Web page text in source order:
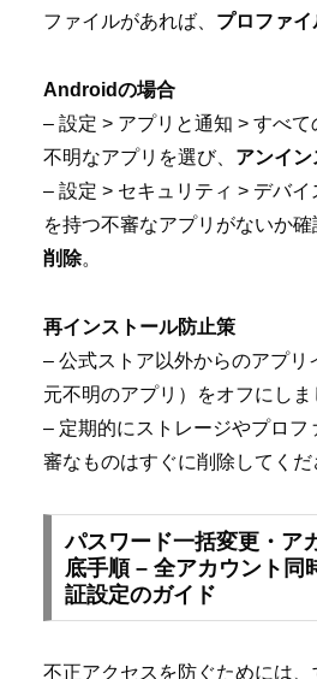
ファイルがあれば、 プロファ
Androidの場合
– 設定 > アプリと通知 > すべ
不明なアプリを選び、 アンイ
– 設定 > セキュリティ > デバ
を持つ不審なアプリがないか確
削除。
再インストール防止策
– 公式ストア以外からのアプリ
元不明のアプリ）をオフにしま
– 定期的にストレージやプロフ
審なものはすぐに削除してくだ
パスワード一括変更・ア
底手順 – 全アカウント同
証設定のガイド
不正アクセスを防ぐためには